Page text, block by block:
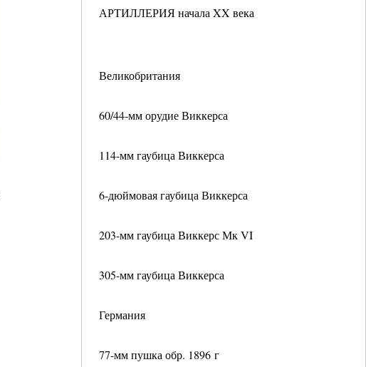
АРТИЛЛЕРИЯ начала XX века
Великобритания
60/44-мм орудие Виккерса
114-мм гаубица Виккерса
6-дюймовая гаубица Виккерса
203-мм гаубица Виккерс Мк VI
305-мм гаубица Виккерса
Германия
77-мм пушка обр. 1896 г